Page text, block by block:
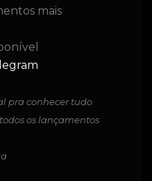
mais
pra conhecer tudo
os lançamentos